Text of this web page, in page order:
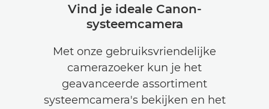
Vind je ideale Canon-
systeemcamera
Met onze gebruiksvriendelijke
camerazoeker kun je het
geavanceerde assortiment
systeemcamera's bekijken en het